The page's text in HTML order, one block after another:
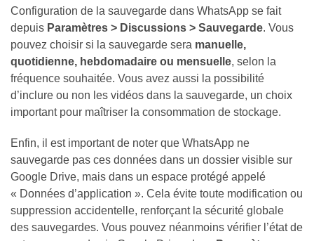
Configuration de la sauvegarde dans WhatsApp se fait
depuis Paramètres > Discussions > Sauvegarde. Vous
pouvez choisir si la sauvegarde sera manuelle,
quotidienne, hebdomadaire ou mensuelle, selon la
fréquence souhaitée. Vous avez aussi la possibilité
d’inclure ou non les vidéos dans la sauvegarde, un choix
important pour maîtriser la consommation de stockage.
Enfin, il est important de noter que WhatsApp ne
sauvegarde pas ces données dans un dossier visible sur
Google Drive, mais dans un espace protégé appelé
« Données d’application ». Cela évite toute modification ou
suppression accidentelle, renforçant la sécurité globale
des sauvegardes. Vous pouvez néanmoins vérifier l’état de